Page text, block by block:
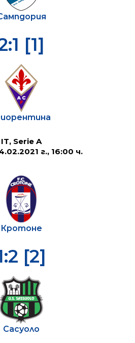
[1]
IT, Serie A
г., 16:00 ч.
Кротоне
[2]
Сасуоло